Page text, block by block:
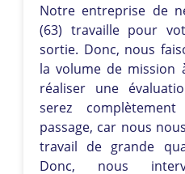
Notre entreprise de
(63) travaille pour
sortie. Donc, nous
la volume de mission
réaliser une
serez
passage, car nous
travail de grande
Donc, nous